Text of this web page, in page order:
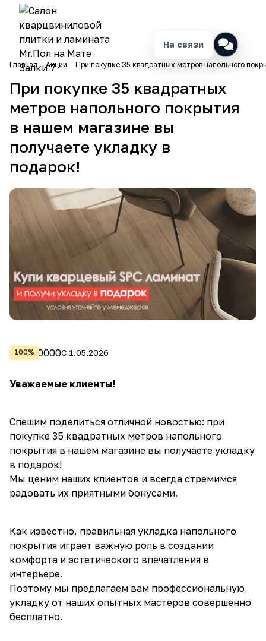
Главная Акции При покупке 35 квадратных метров напольного
При покупке 35 квадратных
метров напольного покрытия
в нашем магазине вы
получаете укладку в
подарок!
100% 0000С 1.05.2026
Уважаемые клиенты!
Спешим поделиться отличной новостью: при
покупке 35 квадратных метров напольного
покрытия в нашем магазине вы получаете укладку
в подарок!
Мы ценим наших клиентов и всегда стремимся
радовать их приятными бонусами.
Как известно, правильная укладка напольного
покрытия играет важную роль в создании
комфорта и эстетического впечатления в
интерьере.
Поэтому мы предлагаем вам профессиональную
укладку от наших опытных мастеров совершенно
бесплатно.
На связи